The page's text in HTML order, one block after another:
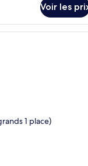
Voir les
forts dans les
1 place)